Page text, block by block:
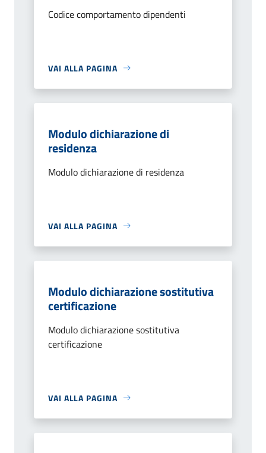
Codice comportamento dipendenti
VAI ALLA PAGINA
Modulo dichiarazione di
residenza
Modulo dichiarazione di residenza
VAI ALLA PAGINA
Modulo dichiarazione sostitutiva
certificazione
Modulo dichiarazione sostitutiva
certificazione
VAI ALLA PAGINA